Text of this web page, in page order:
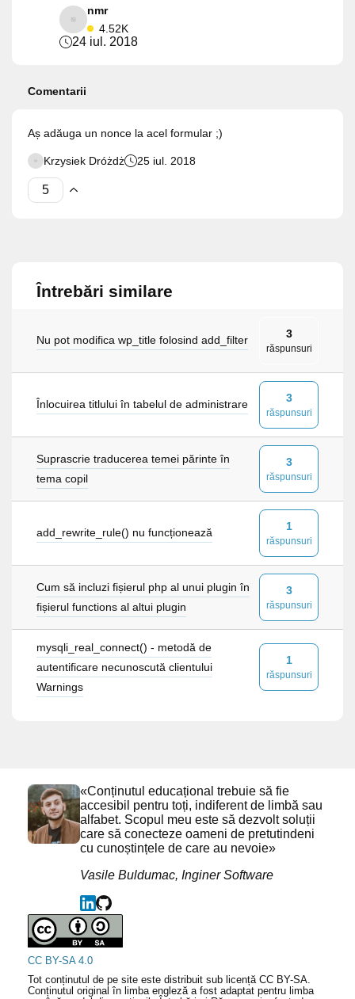
nmr
4.52K
24 iul. 2018
Comentarii
Aș adăuga un nonce la acel formular ;)
Krzysiek Dróżdż 25 iul. 2018
Întrebări similare
Nu pot modifica wp_title folosind add_filter
3
răspunsuri
Înlocuirea titlului în tabelul de administrare
3
răspunsuri
Suprascrie traducerea temei părinte în
tema copil
3
răspunsuri
add_rewrite_rule() nu funcționează
1
răspunsuri
Cum să incluzi fișierul php al unui plugin în
fișierul functions al altui plugin
3
răspunsuri
mysqli_real_connect() - metodă de
autentificare necunoscută clientului
Warnings
1
răspunsuri
«Conținutul educațional trebuie să fie
accesibil pentru toți, indiferent de limbă sau
alfabet. Scopul meu este să dezvolt soluții
care să conecteze oameni de pretutindeni
cu cunoștințele de care au nevoie»
Vasile Buldumac, Inginer Software
CC BY-SA 4.0
Tot conținutul de pe site este distribuit sub licență CC BY-SA.
Conținutul original în limba engleză a fost adaptat pentru limba